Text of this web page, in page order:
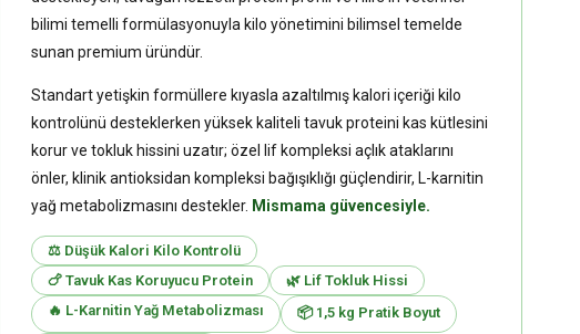
bilimi temelli formülasyonuyla kilo yönetimini bilimsel temelde
sunan premium üründür.
Standart yetişkin formüllere kıyasla azaltılmış kalori içeriği kilo
kontrolünü desteklerken yüksek kaliteli tavuk proteini kas kütlesini
korur ve tokluk hissini uzatır; özel lif kompleksi açlık ataklarını
önler, klinik antioksidan kompleksi bağışıklığı güçlendirir, L-karnitin
yağ metabolizmasını destekler. Mismama güvencesiyle.
⚖️ Düşük Kalori Kilo Kontrolü
🍗 Tavuk Kas Koruyucu Protein
🌿 Lif Tokluk Hissi
🔥 L-Karnitin Yağ Metabolizması
📦 1,5 kg Pratik Boyut